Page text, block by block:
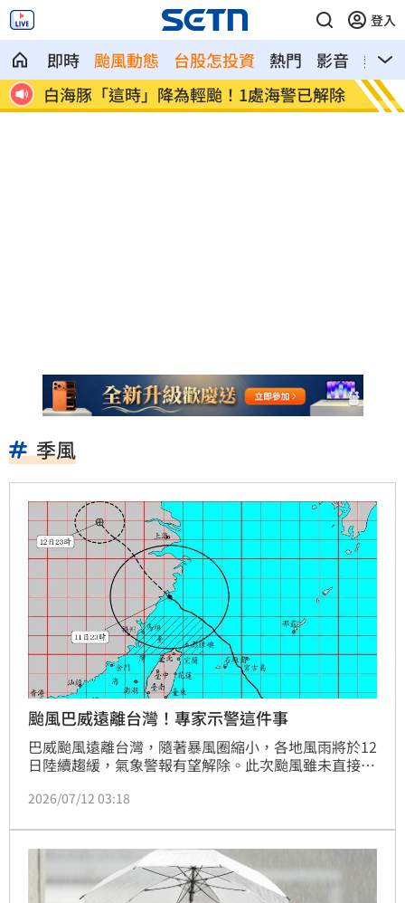
登入
即時 颱風動態 台股怎投資 熱門 影音
熱搜
除 姜厚任女友引話題 醫曝：可能是幻謊者 受惠
季風
颱風巴威遠離台灣！專家示警這件事
巴威颱風遠離台灣，隨著暴風圈縮小，各地風雨將於12
日陸續趨緩，氣象警報有望解除。此次颱風雖未直接登
米驚人雨量。氣象專家吳聖宇提醒，雖然颱風遠離，但
區亦需防範局部雷雨，因土壤含水量已飽和，民眾應避
免前往山區。展望下週，受季風低壓槽影響，全台天氣
轉趨不穩定，南台灣降雨機率增加，且7月中下旬不排
除有新熱帶擾
2026/07/12 03:18